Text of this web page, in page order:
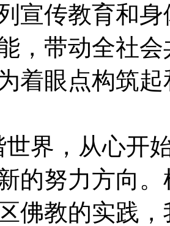
宣传教育和
，带动全社
着眼点构筑
，从心开始
的努力方向
佛教的实践